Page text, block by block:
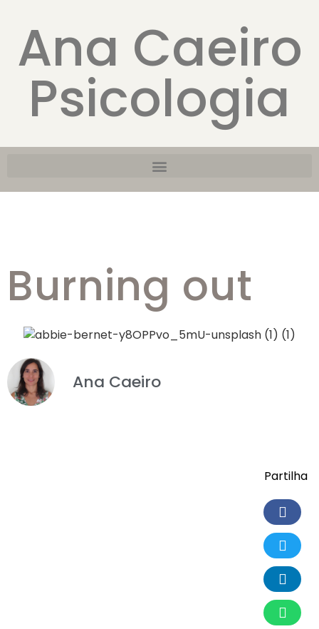
Ana Caeiro
Psicologia
Burning out
Ana Caeiro
Partilha